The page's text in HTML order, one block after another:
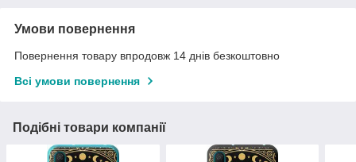
Умови повернення
Повернення товару впродовж 14 днів безкоштовно
Всі умови повернення
Подібні товари компанії